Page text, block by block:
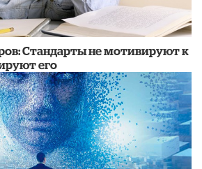
Стандарты не мотивируют к
его